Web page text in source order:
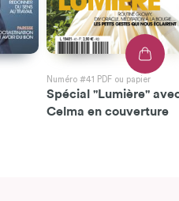
Numéro #41 PDF ou papier
Spécial "Lumière"
Celma en couverture